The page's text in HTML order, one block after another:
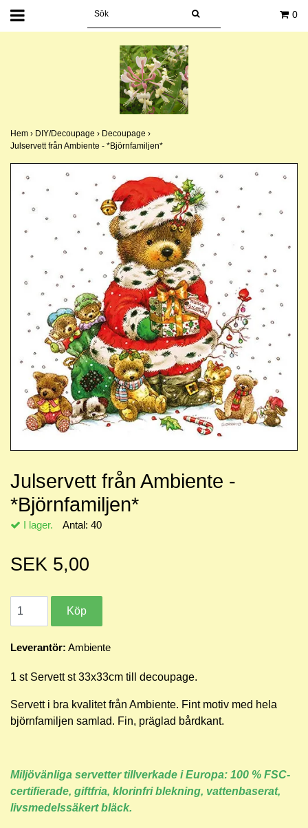
0
Hem › DIY/Decoupage › Decoupage ›
Julservett från Ambiente - *Björnfamiljen*
Julservett från Ambiente -
*Björnfamiljen*
I lager. Antal: 40
SEK 5,00
Leverantör: Ambiente
1 st Servett st 33x33cm till decoupage.
Servett i bra kvalitet från Ambiente. Fint motiv med hela
björnfamiljen samlad. Fin, präglad bårdkant.
Miljövänliga servetter tillverkade i Europa: 100 % FSC-
certifierade, giftfria, klorinfri blekning, vattenbaserat,
livsmedelssäkert bläck.